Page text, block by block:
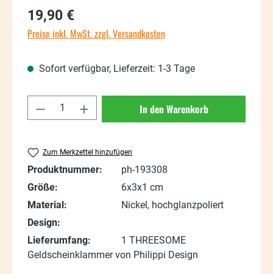
Regulärer Preis:
19,90 €
Preise inkl. MwSt. zzgl. Versandkosten
Sofort verfügbar, Lieferzeit: 1-3 Tage
Produkt Anzahl: Gib den gewünschten
In den Warenkorb
Zum Merkzettel hinzufügen
Produktnummer:
ph-193308
Größe:
6x3x1 cm
Material:
Nickel, hochglanzpoliert
Design:
Lieferumfang:
1 THREESOME
Geldscheinklammer von Philippi Design